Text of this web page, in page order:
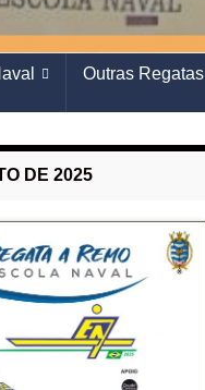
Outras Regatas
DE 2025